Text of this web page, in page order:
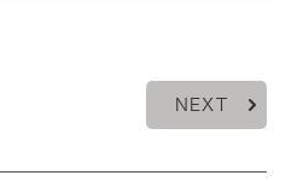
NEXT